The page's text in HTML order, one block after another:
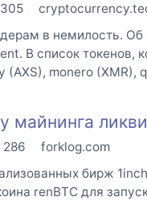
305
в немилость. Об
В список токенов,
monero (XMR),
майнинга
286
forklog.com
бирж
renBTC для